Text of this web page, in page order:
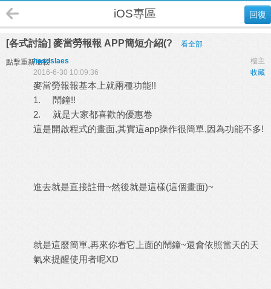
回復
iOS專區
[各式討論] 麥當勞報報 APP簡短介紹(? 看全部
點擊重新加載 樓主
hasdslaes
收藏
2016-6-30 10:09:36
麥當勞報報基本上就兩種功能!!
1. 鬧鐘!!
2. 就是大家都喜歡的優惠卷
這是開啟程式的畫面,其實這app操作很簡單,因為功能不多!
進去就是直接註冊~然後就是這樣(這個畫面)~
就是這麼簡單,再來你看它上面的鬧鐘~還會依照當天的天
氣來提醒使用者呢XD